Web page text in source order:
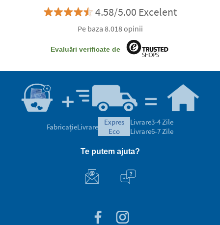
4.58/5.00 Excelent
Pe baza 8.018 opinii
Evaluări verificate de
FabricațieLivrare
expres
eco
Livrare3-4 Zile
Livrare6-7 Zile
Te putem ajuta?